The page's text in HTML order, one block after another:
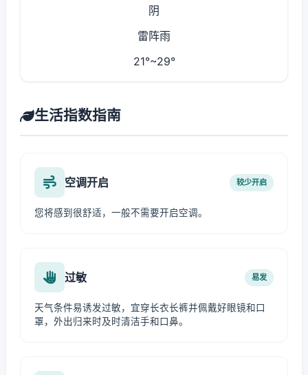
阴
雷阵雨
21°~29°
生活指数指南
空调开启 较少开启
您将感到很舒适，一般不需要开启空调。
过敏 易发
天气条件易诱发过敏，宜穿长衣长裤并佩戴好眼镜和口
罩，外出归来时及时清洁手和口鼻。